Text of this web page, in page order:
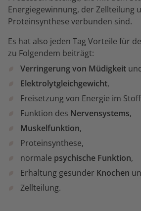
Energiegewinnung, der Zellteilung
Proteinsynthese verbunden sind.
Es hat also jeden Tag Vorteile für
zu Folgendem beiträgt:
Verringerung von Müdigkeit
Elektrolytgleichgewicht,
Freisetzung von Energie im
Funktion des Nervensystems,
Muskelfunktion,
Proteinsynthese,
normale psychische Funktion,
Erhaltung gesunder Knochen
Zellteilung.